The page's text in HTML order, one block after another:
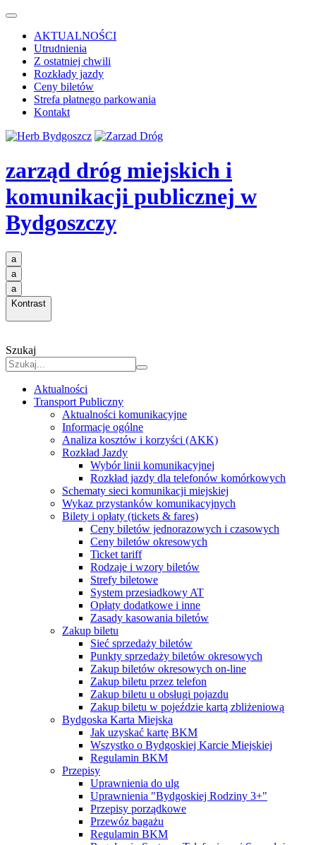
AKTUALNOŚCI
Utrudnienia
Z ostatniej chwili
Rozkłady jazdy
Ceny biletów
Strefa płatnego parkowania
Kontakt
zarząd dróg miejskich i
komunikacji publicznej w
Bydgoszczy
a
a
a
Kontrast
Szukaj
Aktualności
Transport Publiczny
Aktualności komunikacyjne
Informacje ogólne
Analiza kosztów i korzyści (AKK)
Rozkład Jazdy
Wybór linii komunikacyjnej
Rozkład jazdy dla telefonów komórkowych
Schematy sieci komunikacji miejskiej
Wykaz przystanków komunikacyjnych
Bilety i opłaty (tickets & fares)
Ceny biletów jednorazowych i czasowych
Ceny biletów okresowych
Ticket tariff
Rodzaje i wzory biletów
Strefy biletowe
System przesiadkowy AT
Opłaty dodatkowe i inne
Zasady kasowania biletów
Zakup biletu
Sieć sprzedaży biletów
Punkty sprzedaży biletów okresowych
Zakup biletów okresowych on-line
Zakup biletu przez telefon
Zakup biletu u obsługi pojazdu
Zakup biletu w pojeździe kartą zbliżeniową
Bydgoska Karta Miejska
Jak uzyskać kartę BKM
Wszystko o Bydgoskiej Karcie Miejskiej
Regulamin BKM
Przepisy
Uprawnienia do ulg
Uprawnienia "Bydgoskiej Rodziny 3+"
Przepisy porządkowe
Przewóz bagażu
Regulamin BKM